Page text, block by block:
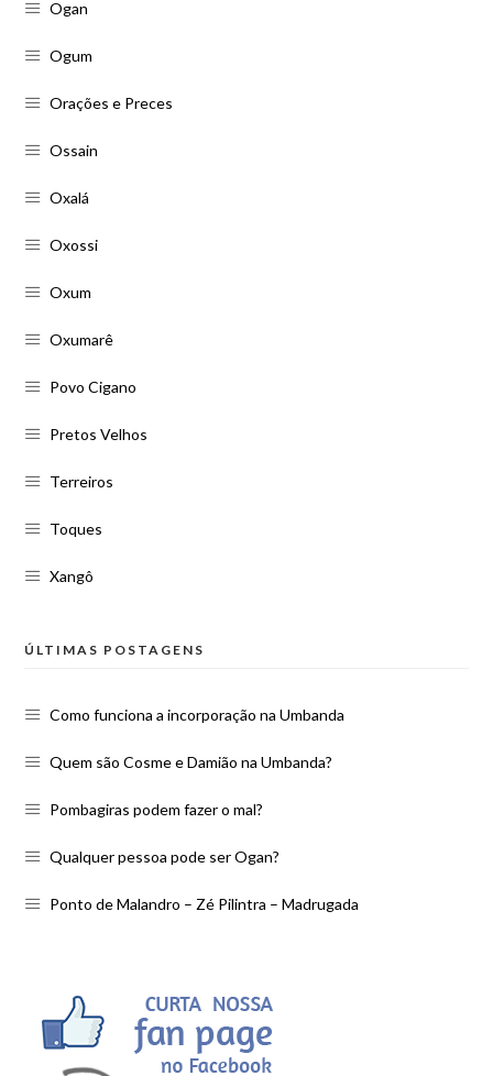
Ogan
Ogum
Orações e Preces
Ossain
Oxalá
Oxossi
Oxum
Oxumarê
Povo Cigano
Pretos Velhos
Terreiros
Toques
Xangô
ÚLTIMAS POSTAGENS
Como funciona a incorporação na Umbanda
Quem são Cosme e Damião na Umbanda?
Pombagiras podem fazer o mal?
Qualquer pessoa pode ser Ogan?
Ponto de Malandro – Zé Pilintra – Madrugada